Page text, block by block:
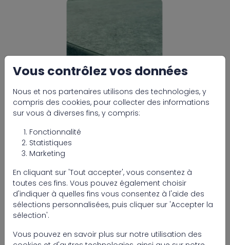
Ogenflex Stoneflex forest
Ogenflex Stoneflex 3D 1,65m x 25m Forest
Forest/Stonetile Emerald 1l
Vous contrôlez vos données
Nous et nos partenaires utilisons des technologies, y
compris des cookies, pour collecter des informations
sur vous à diverses fins, y compris:
Fonctionnalité
Statistiques
Marketing
En cliquant sur 'Tout accepter', vous consentez à
toutes ces fins. Vous pouvez également choisir
d'indiquer à quelles fins vous consentez à l'aide des
sélections personnalisées, puis cliquer sur 'Accepter la
sélection'.
Vous pouvez en savoir plus sur notre utilisation des